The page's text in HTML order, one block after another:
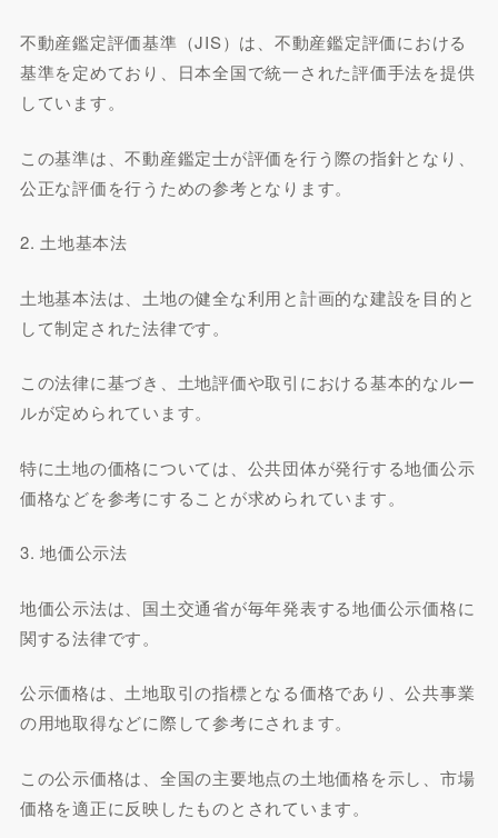
不動産鑑定評価基準（JIS）は、不動産鑑定評価における
基準を定めており、日本全国で統一された評価手法を提供
しています。
この基準は、不動産鑑定士が評価を行う際の指針となり、
公正な評価を行うための参考となります。
2. 土地基本法
土地基本法は、土地の健全な利用と計画的な建設を目的と
して制定された法律です。
この法律に基づき、土地評価や取引における基本的なルー
ルが定められています。
特に土地の価格については、公共団体が発行する地価公示
価格などを参考にすることが求められています。
3. 地価公示法
地価公示法は、国土交通省が毎年発表する地価公示価格に
関する法律です。
公示価格は、土地取引の指標となる価格であり、公共事業
の用地取得などに際して参考にされます。
この公示価格は、全国の主要地点の土地価格を示し、市場
価格を適正に反映したものとされています。